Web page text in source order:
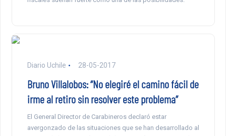
Diario Uchile 28-05-2017
Bruno Villalobos: “No elegiré el camino fácil de
irme al retiro sin resolver este problema”
El General Director de Carabineros declaró estar
avergonzado de las situaciones que se han desarrollado al